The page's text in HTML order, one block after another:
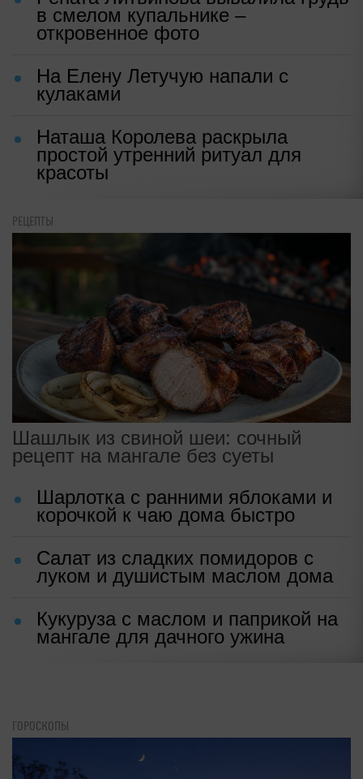
в смелом купальнике –
откровенное фото
На Елену Летучую напали с
кулаками
Наташа Королева раскрыла
простой утренний ритуал для
красоты
РЕЦЕПТЫ
Шашлык из свиной шеи: сочный
рецепт на мангале без суеты
Шарлотка с ранними яблоками и
корочкой к чаю дома быстро
Салат из сладких помидоров с
луком и душистым маслом дома
Кукуруза с маслом и паприкой на
мангале для дачного ужина
ГОРОСКОПЫ